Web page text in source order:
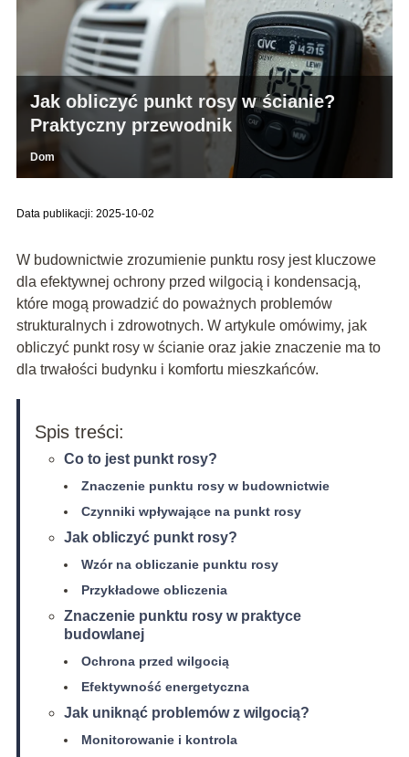
Jak obliczyć punkt rosy w ścianie?
Praktyczny przewodnik
Dom
Data publikacji: 2025-10-02
W budownictwie zrozumienie punktu rosy jest kluczowe
dla efektywnej ochrony przed wilgocią i kondensacją,
które mogą prowadzić do poważnych problemów
strukturalnych i zdrowotnych. W artykule omówimy, jak
obliczyć punkt rosy w ścianie oraz jakie znaczenie ma to
dla trwałości budynku i komfortu mieszkańców.
Spis treści:
Co to jest punkt rosy?
Znaczenie punktu rosy w budownictwie
Czynniki wpływające na punkt rosy
Jak obliczyć punkt rosy?
Wzór na obliczanie punktu rosy
Przykładowe obliczenia
Znaczenie punktu rosy w praktyce
budowlanej
Ochrona przed wilgocią
Efektywność energetyczna
Jak uniknąć problemów z wilgocią?
Monitorowanie i kontrola